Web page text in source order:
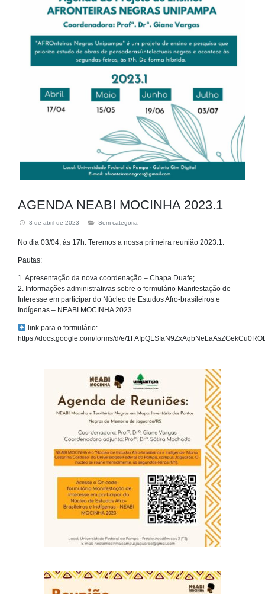
AGENDA NEABI MOCINHA 2023.1
3 de abril de 2023 Sem categoria
No dia 03/04, às 17h. Teremos a nossa primeira reunião 2023.1.
Pautas:
1. Apresentação da nova coordenação – Chapa Duafe;
2. Informações administrativas sobre o formulário Manifestação de
Interesse em participar do Núcleo de Estudos Afro-brasileiros e
Indígenas – NEABI MOCINHA 2023.
link para o formulário:
https://docs.google.com/forms/d/e/